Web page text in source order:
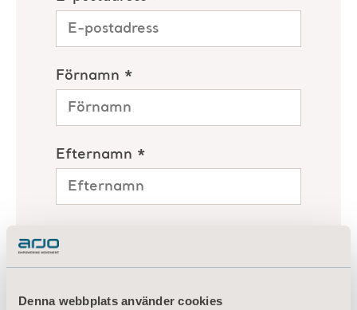
Denna webbplats använder cookies